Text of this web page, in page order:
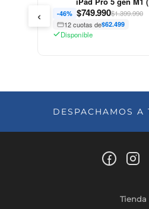
-46% $749.990$1.399.990
12 cuotas de$62.499
Disponible
‹
DESPACHAMOS A
Tienda